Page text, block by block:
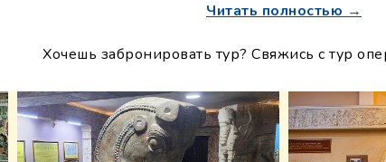
Читать полностью →
Хочешь забронировать тур? Свяжись с тур